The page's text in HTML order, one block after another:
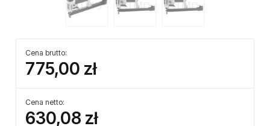
Cena brutto:
775,00 zł
Cena netto:
630,08 zł